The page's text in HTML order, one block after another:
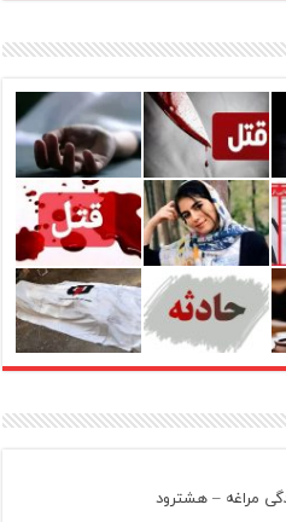
مراغه – هشترود